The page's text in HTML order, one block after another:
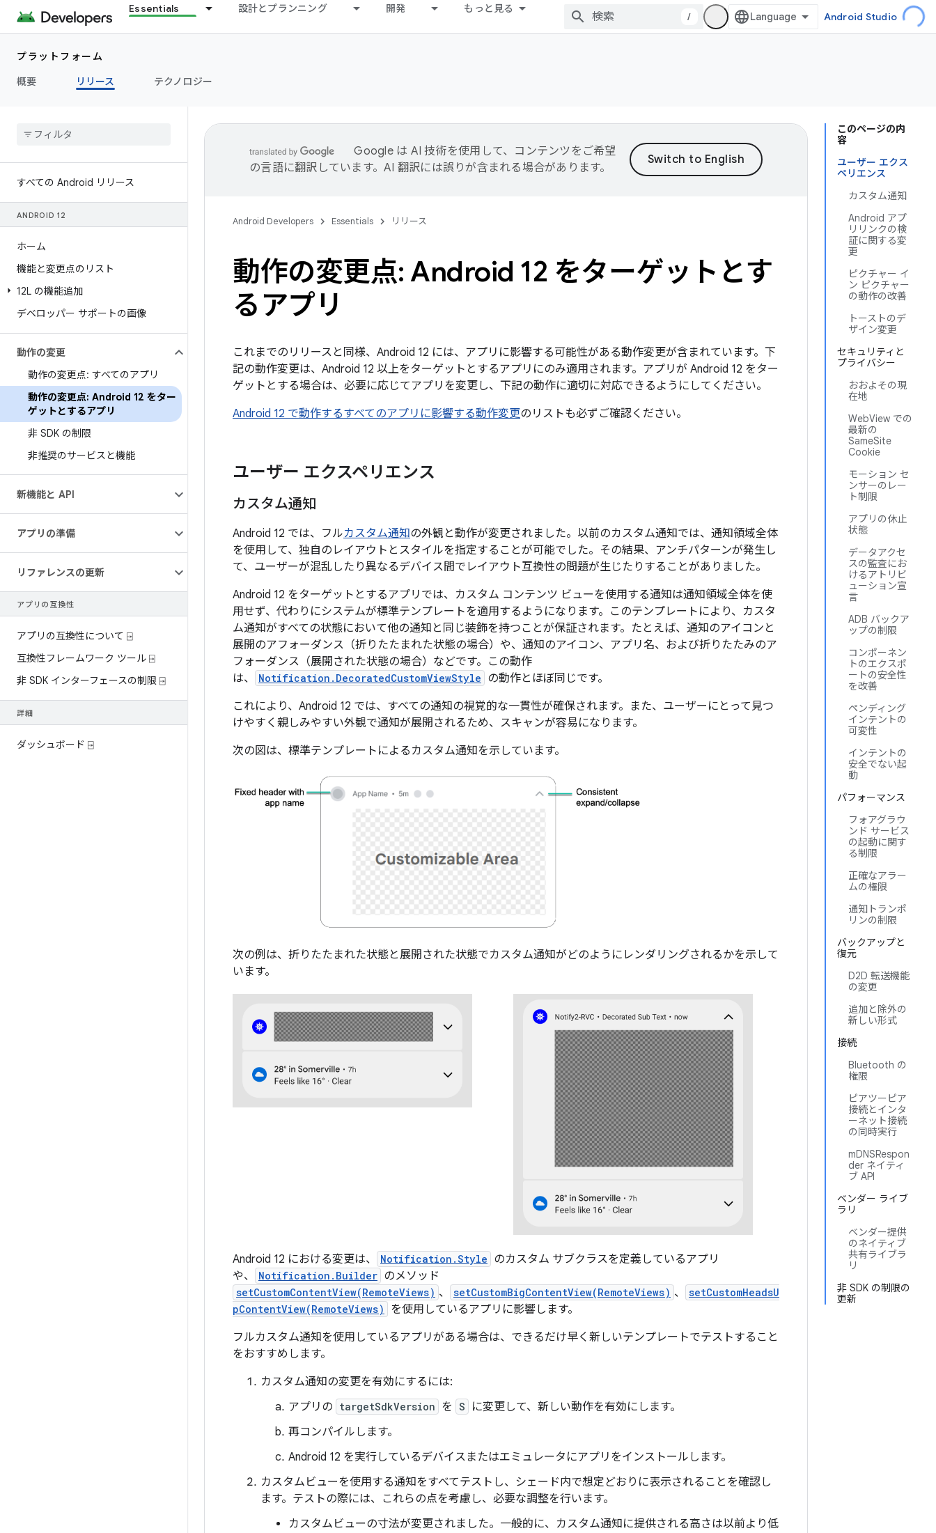
Essentials 設計とプランニング 開発 もっと見る
/ Android Studio
プラットフォーム
概要
リリース テクノロジー
すべての Android リリース
ANDROID 12
ホーム
機能と変更点のリスト
12L の機能追加
デベロッパー サポートの画像
動作の変更
動作の変更点: すべてのアプリ
動作の変更点: Android 12 をター
ゲットとするアプリ
非 SDK の制限
非推奨のサービスと機能
新機能と API
アプリの準備
リファレンスの更新
アプリの互換性
アプリの互換性について ⍈
互換性フレームワーク ツール ⍈
非 SDK インターフェースの制限 ⍈
詳細
ダッシュボード ⍈
このページの内
容
ユーザー エクス
ペリエンス
カスタム通知
Android アプ
リリンクの検
証に関する変
更
ピクチャー イ
ン ピクチャー
の動作の改善
トーストのデ
ザイン変更
セキュリティと
プライバシー
おおよその現
在地
WebView での
最新の
SameSite
Cookie
モーション セ
ンサーのレー
ト制限
アプリの休止
状態
データアクセ
スの監査にお
けるアトリビ
ューション宣
言
ADB バックア
ップの制限
コンポーネン
トのエクスポ
ートの安全性
を改善
ペンディング
インテントの
可変性
インテントの
安全でない起
動
パフォーマンス
フォアグラウ
ンド サービス
の起動に関す
る制限
正確なアラー
ムの権限
通知トランポ
リンの制限
バックアップと
復元
D2D 転送機能
の変更
追加と除外の
新しい形式
接続
Bluetooth の
権限
ピアツーピア
接続とインタ
ーネット接続
の同時実行
mDNSRespon
der ネイティ
ブ API
ベンダー ライブ
ラリ
ベンダー提供
のネイティブ
共有ライブラ
リ
非 SDK の制限の
更新
Google は AI 技術を使用して、コンテンツをご希望
の言語に翻訳しています。AI 翻訳には誤りが含まれる場合があります。
Android Developers Essentials リリース
動作の変更点: Android 12 をターゲットとす
るアプリ
これまでのリリースと同様、Android 12 には、アプリに影響する可能性がある動作変更が含まれています。下
記の動作変更は、Android 12 以上をターゲットとするアプリにのみ適用されます。アプリが Android 12 をター
ゲットとする場合は、必要に応じてアプリを変更し、下記の動作に適切に対応できるようにしてください。
Android 12 で動作するすべてのアプリに影響する動作変更のリストも必ずご確認ください。
ユーザー エクスペリエンス
カスタム通知
Android 12 では、フルカスタム通知の外観と動作が変更されました。以前のカスタム通知では、通知領域全体
を使用して、独自のレイアウトとスタイルを指定することが可能でした。その結果、アンチパターンが発生し
て、ユーザーが混乱したり異なるデバイス間でレイアウト互換性の問題が生じたりすることがありました。
Android 12 をターゲットとするアプリでは、カスタム コンテンツ ビューを使用する通知は通知領域全体を使
用せず、代わりにシステムが標準テンプレートを適用するようになります。このテンプレートにより、カスタ
ム通知がすべての状態において他の通知と同じ装飾を持つことが保証されます。たとえば、通知のアイコンと
展開のアフォーダンス（折りたたまれた状態の場合）や、通知のアイコン、アプリ名、および折りたたみのア
フォーダンス（展開された状態の場合）などです。この動作
は、
Notification.DecoratedCustomViewStyle の動作とほぼ同じです。
これにより、Android 12 では、すべての通知の視覚的な一貫性が確保されます。また、ユーザーにとって見つ
けやすく親しみやすい外観で通知が展開されるため、スキャンが容易になります。
次の図は、標準テンプレートによるカスタム通知を示しています。
次の例は、折りたたまれた状態と展開された状態でカスタム通知がどのようにレンダリングされるかを示して
います。
Android 12 における変更は、 Notification.Style のカスタム サブクラスを定義しているアプリ
や、
Notification.Builder のメソッド
setCustomContentView(RemoteViews) 、 setCustomBigContentView(RemoteViews) 、
setCustomHeadsU
pContentView(RemoteViews)
を使用しているアプリに影響します。
フルカスタム通知を使用しているアプリがある場合は、できるだけ早く新しいテンプレートでテストすること
をおすすめします。
カスタム通知の変更を有効にするには:
アプリの targetSdkVersion を S
に変更して、新しい動作を有効にします。
再コンパイルします。
Android 12 を実行しているデバイスまたはエミュレータにアプリをインストールします。
カスタムビューを使用する通知をすべてテストし、シェード内で想定どおりに表示されることを確認し
ます。テストの際には、これらの点を考慮し、必要な調整を行います。
カスタムビューの寸法が変更されました。一般的に、カスタム通知に提供される高さは以前より低